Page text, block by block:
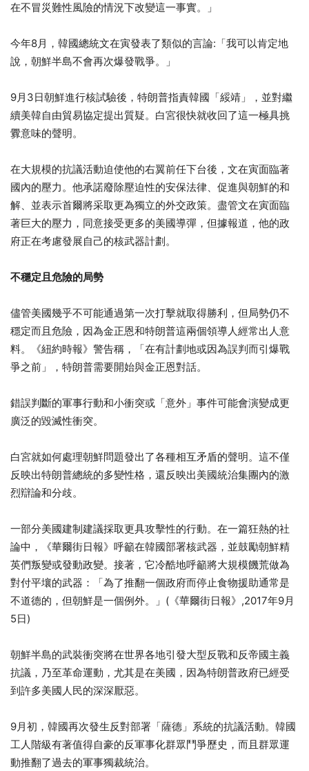
在不冒災難性風險的情況下改變這一事實。」
今年8月，韓國總統文在寅發表了類似的言論:「我可以肯定地
說，朝鮮半島不會再次爆發戰爭。」
9月3日朝鮮進行核試驗後，特朗普指責韓國「綏靖」，並對繼
續美韓自由貿易協定提出質疑。白宮很快就收回了這一極具挑
釁意味的聲明。
在大規模的抗議活動迫使他的右翼前任下台後，文在寅面臨著
國內的壓力。他承諾廢除壓迫性的安保法律、促進與朝鮮的和
解、並表示首爾將采取更為獨立的外交政策。盡管文在寅面臨
著巨大的壓力，同意接受更多的美國導彈，但據報道，他的政
府正在考慮發展自己的核武器計劃。
不穩定且危險的局勢
儘管美國幾乎不可能通過第一次打擊就取得勝利，但局勢仍不
穩定而且危險，因為金正恩和特朗普這兩個領導人經常出人意
料。《紐約時報》警告稱，「在有計劃地或因為誤判而引爆戰
爭之前」，特朗普需要開始與金正恩對話。
錯誤判斷的軍事行動和小衝突或「意外」事件可能會演變成更
廣泛的毀滅性衝突。
白宮就如何處理朝鮮問題發出了各種相互矛盾的聲明。這不僅
反映出特朗普總統的多變性格，還反映出美國統治集團內的激
烈辯論和分歧。
一部分美國建制建議採取更具攻擊性的行動。在一篇狂熱的社
論中，《華爾街日報》呼籲在韓國部署核武器，並鼓勵朝鮮精
英們叛變或發動政變。接著，它冷酷地呼籲將大規模饑荒做為
對付平壤的武器：「為了推翻一個政府而停止食物援助通常是
不道德的，但朝鮮是一個例外。」(《華爾街日報》,2017年9月
5日)
朝鮮半島的武裝衝突將在世界各地引發大型反戰和反帝國主義
抗議，乃至革命運動，尤其是在美國，因為特朗普政府已經受
到許多美國人民的深深厭惡。
9月初，韓國再次發生反對部署「薩德」系統的抗議活動。韓國
工人階級有著值得自豪的反軍事化群眾鬥爭歷史，而且群眾運
動推翻了過去的軍事獨裁統治。